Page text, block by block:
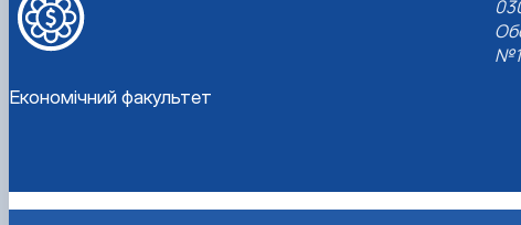
Економічний факультет